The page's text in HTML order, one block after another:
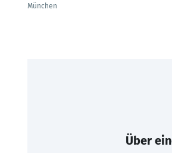
München
Über